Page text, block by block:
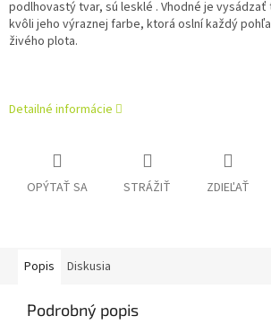
podlhovastý tvar, sú lesklé . Vhodné je
kvôli jeho výraznej farbe, ktorá oslní každý
živého plota.
Detailné informácie
OPÝTAŤ SA STRÁŽIŤ ZDIEĽAŤ
Popis Diskusia
Podrobný popis